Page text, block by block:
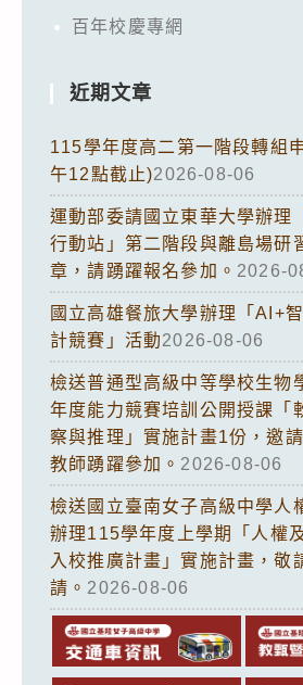
百年校慶專網
近期文章
115學年度高二第一階段轉組
午12點截止)2026-08-06
運動部委請國立東華大學辦理
行動站」第二階段與離島場研
章，請踴躍報名參加。 2026-
國立高雄餐旅大學辦理「AI+
計競賽」活動2026-08-06
檢送普通型高級中等學校生物
年度能力競賽培訓公開授課「
察與推理」實施計畫1份，邀
教師踴躍參加。 2026-08-06
檢送國立臺南女子高級中學人
辦理115學年度上學期「人權
入校推廣計畫」實施計畫，敬
請。 2026-08-06